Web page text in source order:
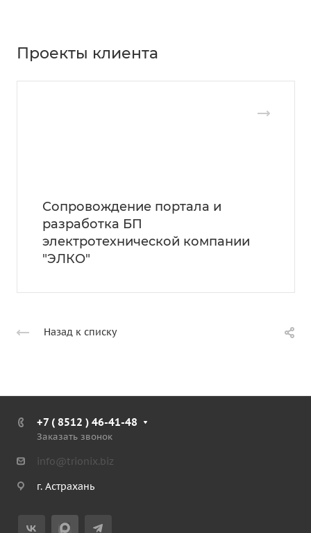
Проекты клиента
Сопровождение портала и
разработка БП
электротехнической компании
"ЭЛКО"
Назад к списку
+7 ( 8512 ) 46-41-48
Заказать звонок
info@trionix.biz
г. Астрахань